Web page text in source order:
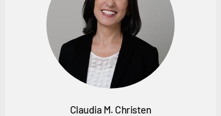
Claudia M. Christen